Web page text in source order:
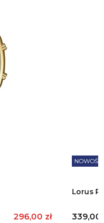
296,00 zł
NOWOŚĆ
Lorus
339,00